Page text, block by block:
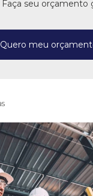
Faça seu orçamento
Quero meu